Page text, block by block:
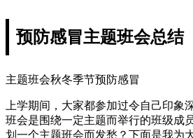
预防感冒主题班会总结
主题班会秋冬季节预防感冒
上学期间，大家都参加过令自己印象
班会是围绕一定主题而举行的班级成
划一个主题班会而发愁？下面是我为